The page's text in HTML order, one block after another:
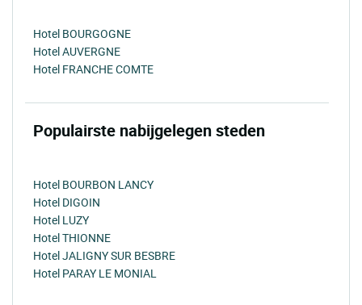
Hotel BOURGOGNE
Hotel AUVERGNE
Hotel FRANCHE COMTE
Populairste nabijgelegen steden
Hotel BOURBON LANCY
Hotel DIGOIN
Hotel LUZY
Hotel THIONNE
Hotel JALIGNY SUR BESBRE
Hotel PARAY LE MONIAL